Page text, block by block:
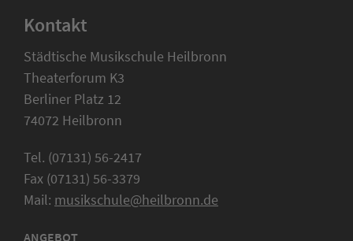
Kontakt
Städtische Musikschule Heilbronn
Theaterforum K3
Berliner Platz 12
74072 Heilbronn
Tel. (07131) 56-2417
Fax (07131) 56-3379
Mail: musikschule@heilbronn.de
ANGEBOT